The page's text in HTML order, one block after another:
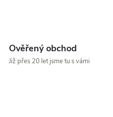
Ověřený obchod
Již přes 20 let jsme tu s vámi